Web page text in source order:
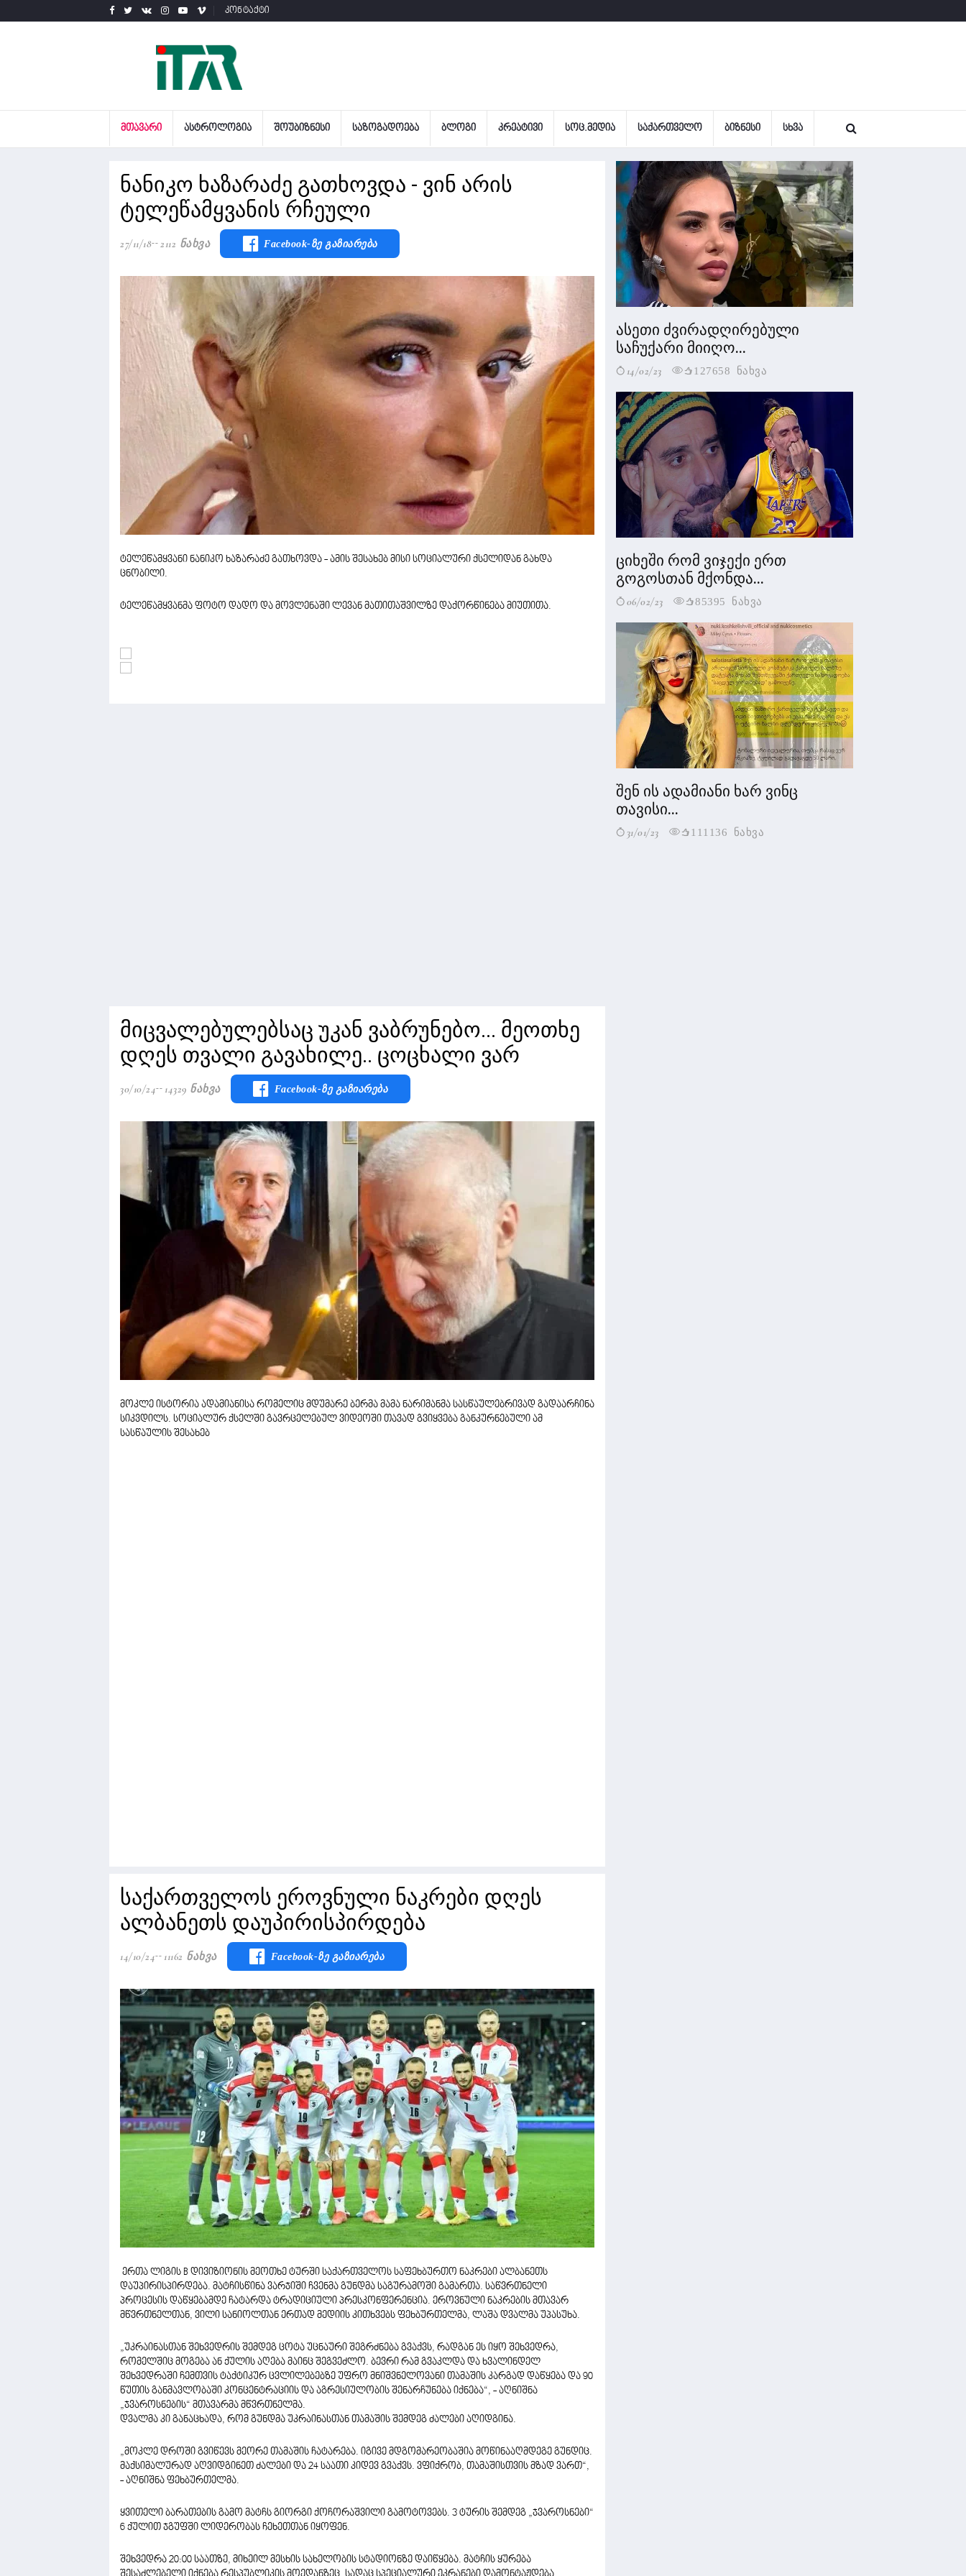
კონტაქტი
ᲛᲗᲐᲕᲐᲠᲘ ᲐᲡᲢᲠᲝᲚᲝᲒᲘᲐ ᲨᲝᲣᲑᲘᲖᲜᲔᲡᲘ ᲡᲐᲖᲝᲒᲐᲓᲝᲔᲑᲐ ᲑᲚᲝᲒᲘ ᲙᲠᲔᲐᲢᲘᲕᲘ ᲡᲝᲪ.ᲛᲔᲓᲘᲐ ᲡᲐᲥᲐᲠᲗᲕᲔᲚᲝ ᲑᲘᲖᲜᲔᲡᲘ ᲡᲮᲕᲐ
ნანიკო ხაზარაძე გათხოვდა - ვინ არის
ტელეწამყვანის რჩეული
27/11/18 2112 Ნახვა Facebook-Ზე Გაზიარება
ტელეწამყვანი ნანიკო ხაზარაძე გათხოვდა - ამის შესახებ მისი სოციალური ქსელიდან გახდა
ცნობილი.
ტელეწამყვანმა ფოტო დადო და მოვლენაში ლევან მათითაშვილზე დაქორწინება მიუთითა.
მიცვალებულებსაც უკან ვაბრუნებო... მეოთხე
დღეს თვალი გავახილე.. ცოცხალი ვარ
30/10/24 14329 Ნახვა Facebook-Ზე Გაზიარება
მოკლე ისტორია ადამიანისა რომელიც მდუმარე ბერმა მამა ნარიმანმა სასწაულებრივად გადაარჩინა
სიკვდილს. სოციალურ ქსელში გავრცელებულ ვიდეოში თავად გვიყვება განკურნებული ამ
სასწაულის შესახებ
საქართველოს ეროვნული ნაკრები დღეს
ალბანეთს დაუპირისპირდება
14/10/24 11162 Ნახვა Facebook-Ზე Გაზიარება
ერთა ლიგის B დივიზიონის მეოთხე ტურში საქართველოს საფეხბურთო ნაკრები ალბანეთს
დაუპირისპირდება. მატჩისწინა ვარჯიში ჩვენმა გუნდმა საგურამოში გამართა. საწვრთნელი
პროცესის დაწყებამდე ჩატარდა ტრადიციული პრესკონფერენცია. ეროვნული ნაკრების მთავარ
მწვრთნელთან, ვილი სანიოლთან ერთად მედიის კითხვებს ფეხბურთელმა, ლაშა დვალმა უპასუხა.
„უკრაინასთან შეხვედრის შემდეგ ცოტა უცნაური შეგრძნება გვაქვს, რადგან ეს იყო შეხვედრა,
რომელშიც მოგება ან ქულის აღება მაინც შეგვეძლო. ბევრი რამ გვაკლდა და ხვალინდელ
შეხვედრაში ჩემთვის ტაქტიკურ ცვლილებებზე უფრო მნიშვნელოვანი თამაშის კარგად დაწყება და 90
წუთის განმავლობაში კონცენტრაციის და აგრესიულობის შენარჩუნება იქნება“, - აღნიშნა
„ჯვაროსნების“ მთავარმა მწვრთნელმა.
დვალმა კი განაცხადა, რომ გუნდმა უკრაინასთან თამაშის შემდეგ ძალები აღიდგინა.
„მოკლე დროში გვიწევს მეორე თამაშის ჩატარება. იგივე მდგომარეობაშია მოწინააღმდეგე გუნდიც.
მაქსიმალურად აღვიდგინეთ ძალები და 24 საათი კიდევ გვაქვს. ვფიქრობ, თამაშისთვის მზად ვართ“,
- აღნიშნა ფეხბურთელმა.
ყვითელი ბარათების გამო მატჩს გიორგი ქოჩორაშვილი გამოტოვებს. 3 ტურის შემდეგ „ჯვაროსნები“
6 ქულით ჯგუფში ლიდერობას ჩეხეთთან იყოფენ.
შეხვედრა 20:00 საათზე, მიხეილ მესხის სახელობის სტადიონზე დაიწყება. მატჩის ყურება
ასეთი ძვირადღირებული
საჩუქარი მიიღო...
14/02/23 127658 ნახვა
ციხეში რომ ვიჯექი ერთ
გოგოსთან მქონდა...
06/02/23 85395 ნახვა
შენ ის ადამიანი ხარ ვინც
თავისი...
31/01/23 111136 ნახვა